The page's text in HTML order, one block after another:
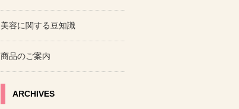
美容に関する豆知識
商品のご案内
ARCHIVES